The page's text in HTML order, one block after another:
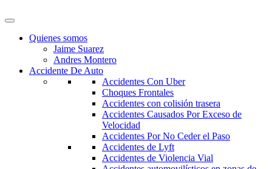
Quienes somos
Jaime Suarez
Andres Montero
Accidente De Auto
Accidentes Con Uber
Choques Frontales
Accidentes con colisión trasera
Accidentes Causados Por Exceso de
Velocidad
Accidentes Por No Ceder el Paso
Accidentes de Lyft
Accidentes de Violencia Vial